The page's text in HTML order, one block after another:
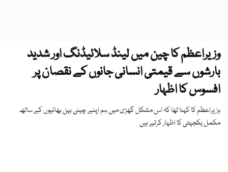
وزیراعظم کا چین میں لینڈ سلائیڈنگ اور شدید
بارشوں سے قیمتی انسانی جانوں کے نقصان پر
افسوس کا اظہار
وزیراعظم کا کہنا تھا کہ اس مشکل گھڑی میں ہم اپنے چینی بہن بھائیوں کے ساتھ
مکمل یکجہتی کا اظہار کرتے ہیں